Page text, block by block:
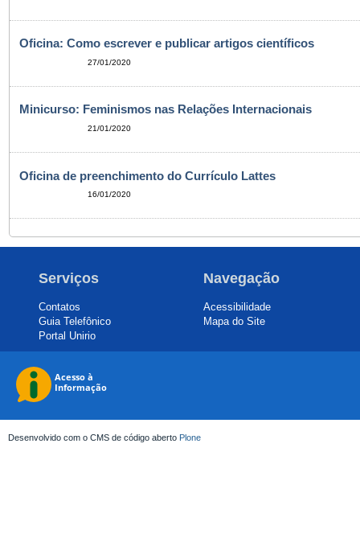
Oficina: Como escrever e publicar artigos científicos
27/01/2020
Minicurso: Feminismos nas Relações Internacionais
21/01/2020
Oficina de preenchimento do Currículo Lattes
16/01/2020
Serviços
Contatos
Guia Telefônico
Portal Unirio
Navegação
Acessibilidade
Mapa do Site
Desenvolvido com o CMS de código aberto Plone